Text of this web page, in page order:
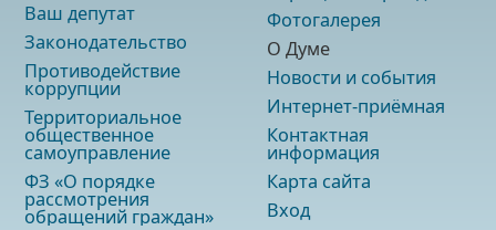
Ваш депутат
Законодательство
Противодействие
коррупции
Территориальное
общественное
самоуправление
ФЗ «О порядке
рассмотрения
обращений граждан»
Фотогалерея
О Думе
Новости и события
Интернет-приёмная
Контактная
информация
Карта сайта
Вход